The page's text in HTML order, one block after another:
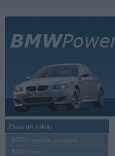
Ziņas un raksti
BMW modeļu jaunumi
BMW testi